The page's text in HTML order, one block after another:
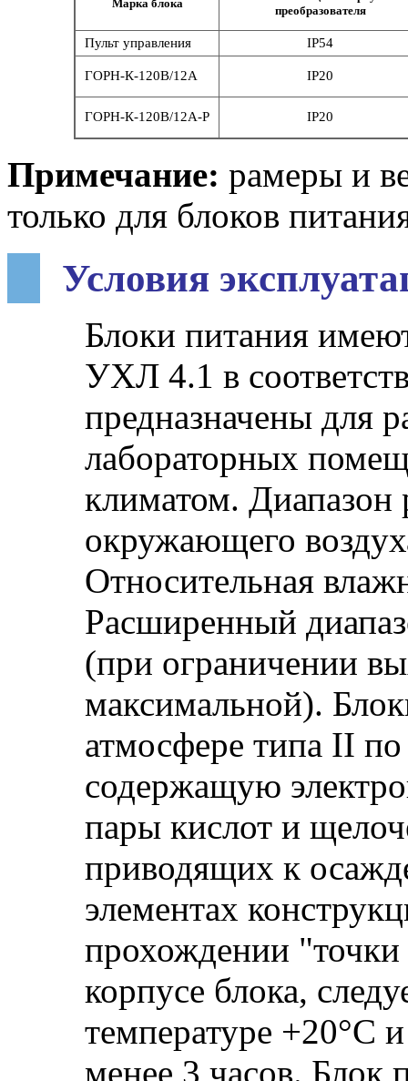
Марка блока
преобразователя
Пульт управления IP54
ГОРН-К-120В/12А IP20
ГОРН-К-120В/12А-Р IP20
Примечание: рамеры и
только для блоков
Условия
Блоки питания
УХЛ 4.1 в
предназначены для
лабораторных
климатом. Диапазон
окружающего
Относительная
Расширенный
(при ограничении
максимальной).
атмосфере типа II
содержащую
пары кислот и
приводящих к
элементах
прохождении
корпусе блока,
температуре +20°С
менее 3 часов. Блок